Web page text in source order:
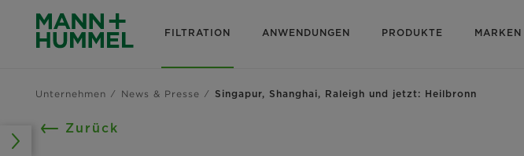
FILTRATION ANWENDUNGEN PRODUKTE MARKEN
Unternehmen News & Presse Singapur, Shanghai, Raleigh und jetzt: Heilbronn
Zurück